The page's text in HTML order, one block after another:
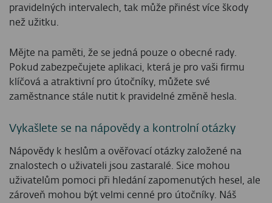
pravidelných intervalech, tak může přinést více škody
než užitku.
Mějte na paměti, že se jedná pouze o obecné rady.
Pokud zabezpečujete aplikaci, která je pro vaši firmu
klíčová a atraktivní pro útočníky, můžete své
zaměstnance stále nutit k pravidelné změně hesla.
Vykašlete se na nápovědy a kontrolní otázky
Nápovědy k heslům a ověřovací otázky založené na
znalostech o uživateli jsou zastaralé. Sice mohou
uživatelům pomoci při hledání zapomenutých hesel, ale
zároveň mohou být velmi cenné pro útočníky. Náš